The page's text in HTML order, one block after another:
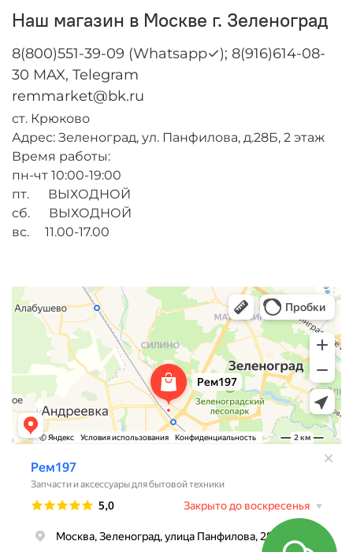
Наш магазин в Москве г. Зеленоград
8(800)551-39-09 (Whatsapp✓); 8(916)614-08-
30 MAX, Telegram
remmarket@bk.ru
ст. Крюково
Адрес: Зеленоград, ул. Панфилова, д.28Б, 2 этаж
Время работы:
пн-чт 10:00-19:00
пт. ВЫХОДНОЙ
сб. ВЫХОДНОЙ
вс. 11.00-17.00